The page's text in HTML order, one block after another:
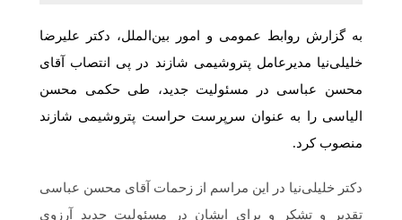
به گزارش روابط عمومی و امور بین‌الملل، دکتر علیرضا
خلیلی‌نیا مدیرعامل پتروشیمی شازند در پی انتصاب آقای
محسن عباسی در مسئولیت جدید، طی حکمی محسن
الیاسی را به عنوان سرپرست حراست پتروشیمی شازند
منصوب کرد.
دکتر خلیلی‌نیا در این مراسم از زحمات آقای محسن عباسی
تقدیر و تشکر و برای ایشان در مسئولیت جدید آرزوی